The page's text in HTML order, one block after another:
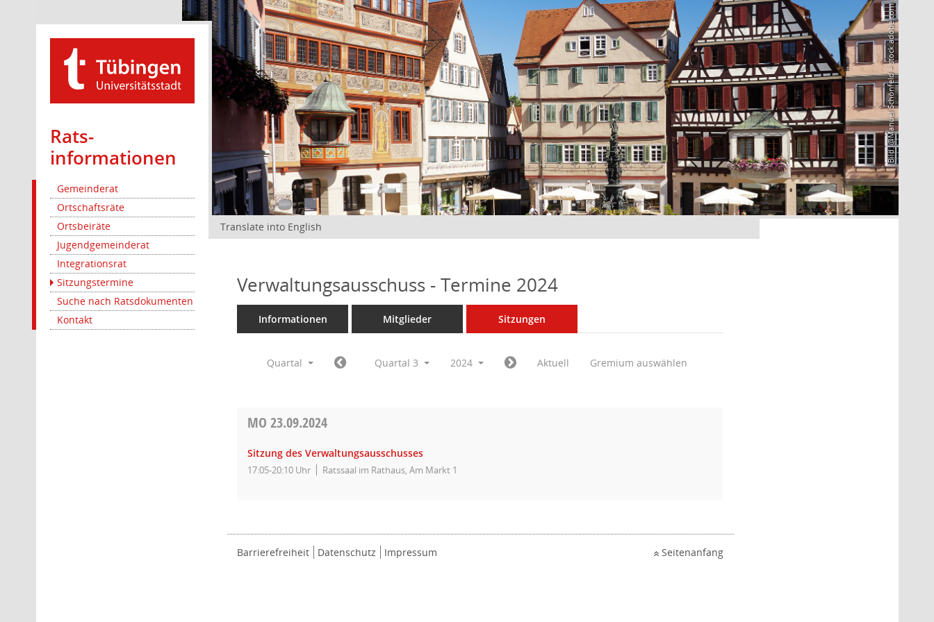
Rats­
informationen
Gemeinderat
Ortschaftsräte
Ortsbeiräte
Jugendgemeinderat
Integrationsrat
Sitzungstermine
Suche nach Ratsdokumenten
Kontakt
Bild: @Manuel Schönfeld – stock.adobe.com
Translate into English
Verwaltungsausschuss - Termine 2024
Informationen Mitglieder Sitzungen
Quartal Quartal 3 2024 Aktuell Gremium auswählen
MO23.09.2024
Sitzung des Verwaltungsausschusses
17:05-20:10 Uhr Ratssaal im Rathaus, Am Markt 1
Barrierefreiheit Datenschutz Impressum Seitenanfang